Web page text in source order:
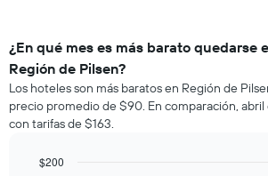
¿En qué mes es más barato quedarse
Región de Pilsen?
Los hoteles son más baratos en Región de
precio promedio de $90. En comparación, abril
con tarifas de $163.
$200